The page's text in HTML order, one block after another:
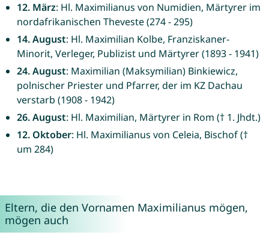
12. März: Hl. Maximilianus von Numidien, Märtyrer im
nordafrikanischen Theveste (274 - 295)
14. August: Hl. Maximilian Kolbe, Franziskaner-
Minorit, Verleger, Publizist und Märtyrer (1893 - 1941)
24. August: Maximilian (Maksymilian) Binkiewicz,
polnischer Priester und Pfarrer, der im KZ Dachau
verstarb (1908 - 1942)
26. August: Hl. Maximilian, Märtyrer in Rom († 1. Jhdt.)
12. Oktober: Hl. Maximilianus von Celeia, Bischof (†
um 284)
Eltern, die den Vornamen Maximilianus mögen,
mögen auch